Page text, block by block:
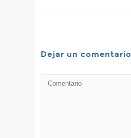
Dejar un comentario